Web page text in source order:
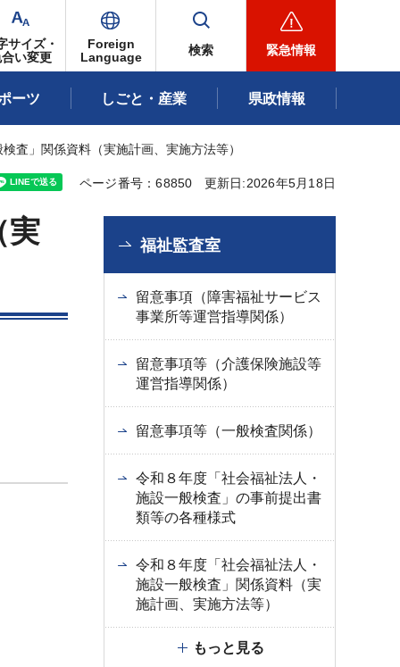
サイズ・
い変更
Foreign
Language
検索 緊急情報
ーツ しごと・産業 県政情報
査」関係資料（実施計画、実施方法等）
ページ番号：68850 更新日:2026年5月18日
実
福祉監査室
留意事項（障害福祉サービス
事業所等運営指導関係）
留意事項等（介護保険施設等
運営指導関係）
留意事項等（一般検査関係）
令和８年度「社会福祉法人・
施設一般検査」の事前提出書
類等の各種様式
令和８年度「社会福祉法人・
施設一般検査」関係資料（実
施計画、実施方法等）
もっと見る